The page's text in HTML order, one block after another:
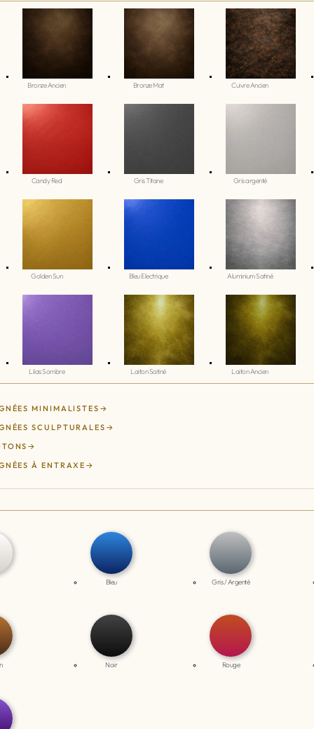
Bronze Ancien Bronze Mat Cuivre Ancien
Candy Red Gris Titane Gris argenté
Golden Sun Bleu Electrique Aluminium Satiné
Lilas Sombre Laiton Satiné Laiton Ancien
MINIMALISTES
SCULPTURALES
À ENTRAXE
Bleu Gris / Argenté
Noir Rouge